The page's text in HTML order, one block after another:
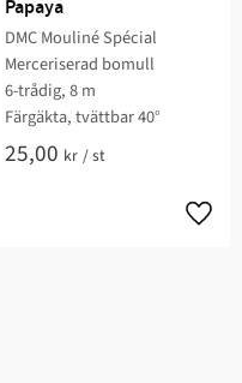
Papaya
DMC Mouliné Spécial
Merceriserad bomull
6-trådig, 8 m
Färgäkta, tvättbar 40°
25,00 kr /st